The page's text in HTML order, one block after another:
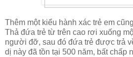
Thêm một kiểu hành xác trẻ em
Thả đứa trẻ từ trên cao rơi xuống
người đỡ, sau đó đứa trẻ được trả
dị này đã tồn tại 500 năm, bất chấp